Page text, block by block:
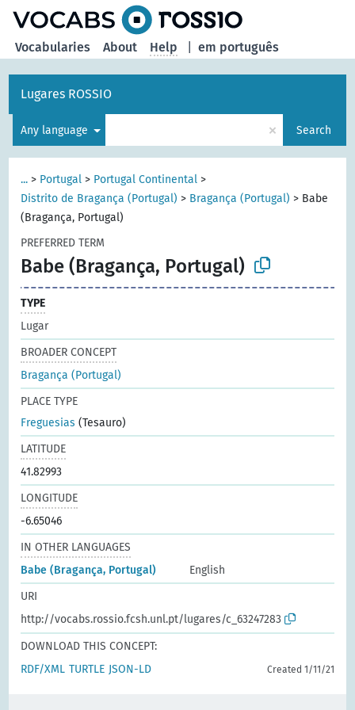
em português
Vocabularies About Help
Lugares ROSSIO
Any language × Search
... > Portugal > Portugal Continental >
Distrito de Bragança (Portugal) > Bragança (Portugal) > Babe
(Bragança, Portugal)
PREFERRED TERM
Babe (Bragança, Portugal)
TYPE
Lugar
BROADER CONCEPT
Bragança (Portugal)
PLACE TYPE
Freguesias (Tesauro)
LATITUDE
41.82993
LONGITUDE
-6.65046
IN OTHER LANGUAGES
Babe (Bragança, Portugal)
English
URI
http://vocabs.rossio.fcsh.unl.pt/lugares/c_63247283
DOWNLOAD THIS CONCEPT:
RDF/XML TURTLE JSON-LD Created 1/11/21